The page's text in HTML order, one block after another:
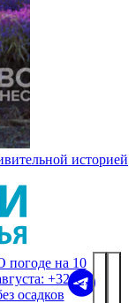
историей
погоде на 10
+32°С,
осадков